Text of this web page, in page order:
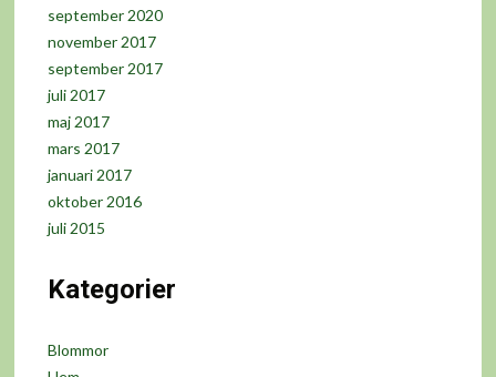
september 2020
november 2017
september 2017
juli 2017
maj 2017
mars 2017
januari 2017
oktober 2016
juli 2015
Kategorier
Blommor